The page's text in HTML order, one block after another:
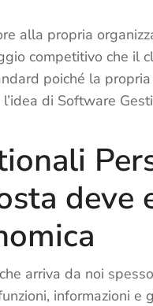
alla propria
competitivo che il
poiché la
di Software
deve
arriva da noi
informazioni